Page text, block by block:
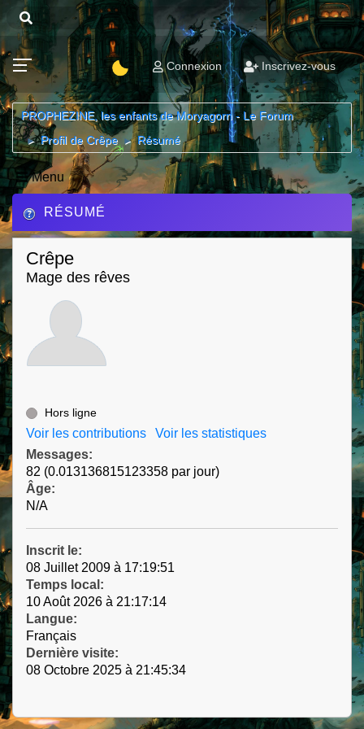
Connexion Inscrivez-vous
PROPHEZINE, les enfants de Moryagorn - Le Forum
► Profil de Crêpe ► Résumé
Menu
RÉSUMÉ
Crêpe
Mage des rêves
Hors ligne
Voir les contributions
Voir les statistiques
Messages:
82 (0.013136815123358 par jour)
Âge:
N/A
Inscrit le:
08 Juillet 2009 à 17:19:51
Temps local:
10 Août 2026 à 21:17:14
Langue:
Français
Dernière visite:
08 Octobre 2025 à 21:45:34